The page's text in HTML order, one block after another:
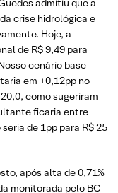
admitiu que a
crise hidrológica e
Hoje, a
de R$ 9,49 para
cenário base
em +0,12pp no
como sugeriram
ficaria entre
de 1pp para R$ 25
após alta de 0,71%
monitorada pelo BC